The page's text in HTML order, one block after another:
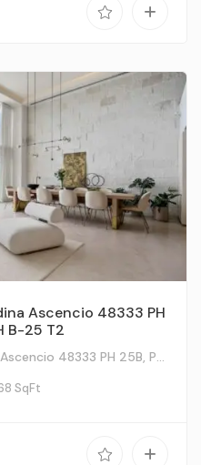
Ascencio 48333 PH
B-25 T2
2485 Blvd Francisco Medina Ascencio 48333 PH 25B, Peninsula Vallarta PH B-25 T2 ,Puerto Vallarta, JA
SqFt